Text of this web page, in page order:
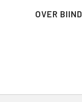
OVER BIIND